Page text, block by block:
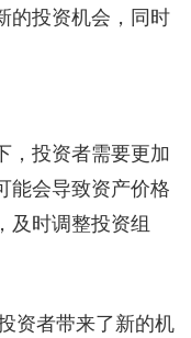
的投资机会，同时
，投资者需要更加
能会导致资产价格
及时调整投资组
资者带来了新的机